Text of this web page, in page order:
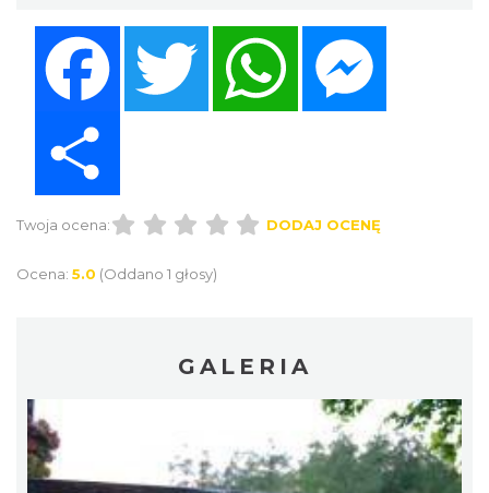
Twitter WhatsApp
Twoja ocena: DODAJ OCENĘ
Ocena: 5.0 (Oddano 1 głosy)
GALERIA